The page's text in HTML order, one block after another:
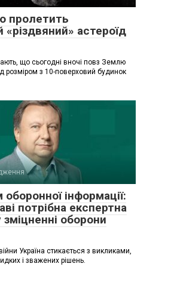
пролетить
«різдвяний» астероїд
що сьогодні вночі повз Землю
розміром з 10-поверховий будинок
інформації:
потрібна експертна
оборони
Україна стикається з викликами,
і зважених рішень.